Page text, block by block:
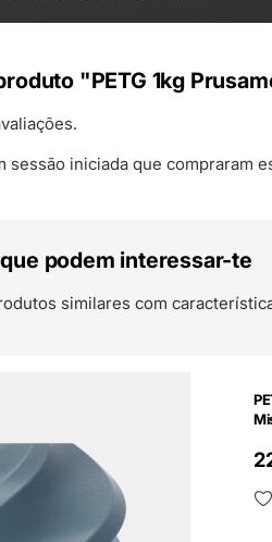
"PETG 1kg
sessão iniciada que compraram
podem interessar-te
similares com